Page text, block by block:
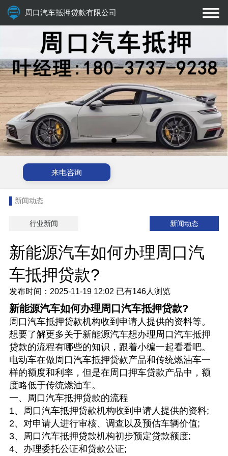
周口汽车抵押贷款有限公司
来电咨询
新闻动态
行业新闻 新闻动态
新能源汽车如何办理周口汽
车抵押贷款?
发布时间：2025-11-19 12:02 已有146人浏览
新能源汽车如何办理周口汽车抵押贷款?
周口汽车抵押贷款机构收到申请人提供的资料等。
想要了解更多关于新能源汽车想办理周口汽车抵押
贷款的流程有哪些的知识，跟着小编一起看看吧。
电动车在做周口汽车抵押贷款产品和传统燃油车一
样的额度和利率，但是在周口押车贷款产品中，额
度略低于传统燃油车。
一、周口汽车抵押贷款的流程
1、周口汽车抵押贷款机构收到申请人提供的资料;
2、对申请人进行审核、调查以及预估车辆价值;
3、周口汽车抵押贷款机构初步预定贷款额度;
4、办理委托公证和贷款公证;